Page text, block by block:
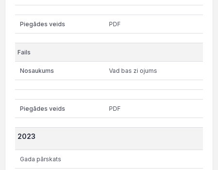
PDF
Vad bas zi ojums
PDF
2023
Gada pārskats